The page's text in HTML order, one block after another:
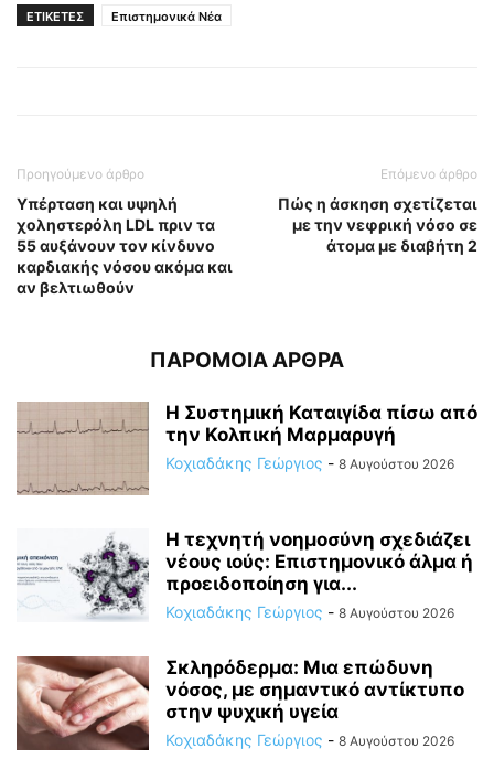
ΕΤΙΚΕΤΕΣ Επιστημονικά Νέα
Προηγούμενο άρθρο
Υπέρταση και υψηλή
χοληστερόλη LDL πριν τα
55 αυξάνουν τον κίνδυνο
καρδιακής νόσου ακόμα και
αν βελτιωθούν
Επόμενο άρθρο
Πώς η άσκηση σχετίζεται
με την νεφρική νόσο σε
άτομα με διαβήτη 2
ΠΑΡΟΜΟΙΑ ΑΡΘΡΑ
Η Συστημική Καταιγίδα πίσω από
την Κολπική Μαρμαρυγή
Κοχιαδάκης Γεώργιος - 8 Αυγούστου 2026
Η τεχνητή νοημοσύνη σχεδιάζει
νέους ιούς: Επιστημονικό άλμα ή
προειδοποίηση για...
Κοχιαδάκης Γεώργιος - 8 Αυγούστου 2026
Σκληρόδερμα: Μια επώδυνη
νόσος, με σημαντικό αντίκτυπο
στην ψυχική υγεία
Κοχιαδάκης Γεώργιος - 8 Αυγούστου 2026